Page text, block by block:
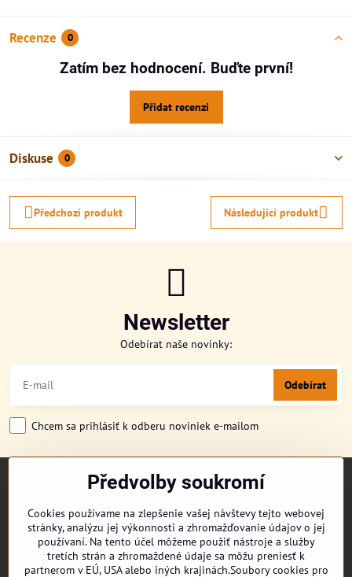
Recenze 0
Zatím bez hodnocení. Buďte první!
Přidat recenzi
Diskuse 0
Předchozí produkt Následující produkt
Newsletter
Odebírat naše novinky:
Odebírat
Chcem sa prihlásiť k odberu noviniek e-mailom
CUKRONOVINKY
DORUČENÍ OBJEDNÁVKY
REKLAMAČNÍ ŘÁD
OBCHODNÍ PODMÍNKY
Předvolby soukromí
Cookies používame na zlepšenie vašej návštevy tejto webovej
stránky, analýzu jej výkonnosti a zhromažďovanie údajov o jej
používaní. Na tento účel môžeme použiť nástroje a služby
tretích strán a zhromaždené údaje sa môžu preniesť k
partnerom v EÚ, USA alebo iných krajinách.Soubory cookies pro